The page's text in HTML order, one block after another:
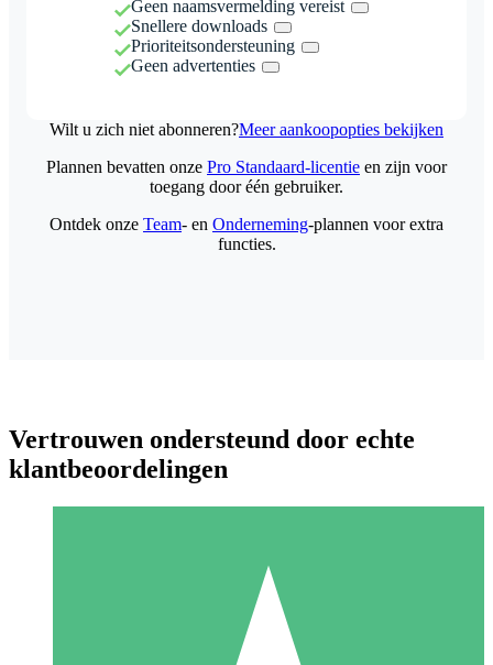
Geen naamsvermelding vereist
Snellere downloads
Prioriteitsondersteuning
Geen advertenties
Wilt u zich niet abonneren?Meer aankoopopties bekijken
Individuele Creditpakketten
Plannen bevatten onze Pro Standaard-licentie en zijn voor
toegang door één gebruiker.
Ontdek onze Team- en Onderneming-plannen voor extra
functies.
Vertrouwen ondersteund door echte
klantbeoordelingen